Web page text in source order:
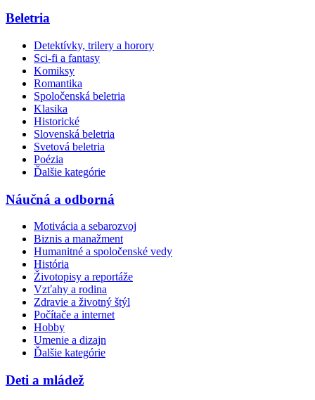
Beletria
Detektívky, trilery a horory
Sci-fi a fantasy
Komiksy
Romantika
Spoločenská beletria
Klasika
Historické
Slovenská beletria
Svetová beletria
Poézia
Ďalšie kategórie
Náučná a odborná
Motivácia a sebarozvoj
Biznis a manažment
Humanitné a spoločenské vedy
História
Životopisy a reportáže
Vzťahy a rodina
Zdravie a životný štýl
Počítače a internet
Hobby
Umenie a dizajn
Ďalšie kategórie
Deti a mládež